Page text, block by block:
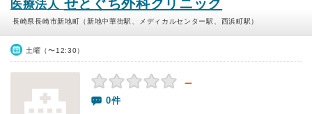
医療法人 せとぐち外科クリニック
長崎県長崎市新地町（新地中華街駅、メディカルセンター駅、西浜町駅）
土曜（〜12:30）
－
0件